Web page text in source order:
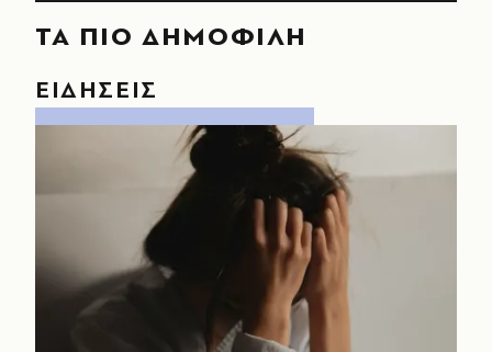
ΤΑ ΠΙΟ ΔΗΜΟΦΙΛΗ
ΕΙΔΗΣΕΙΣ